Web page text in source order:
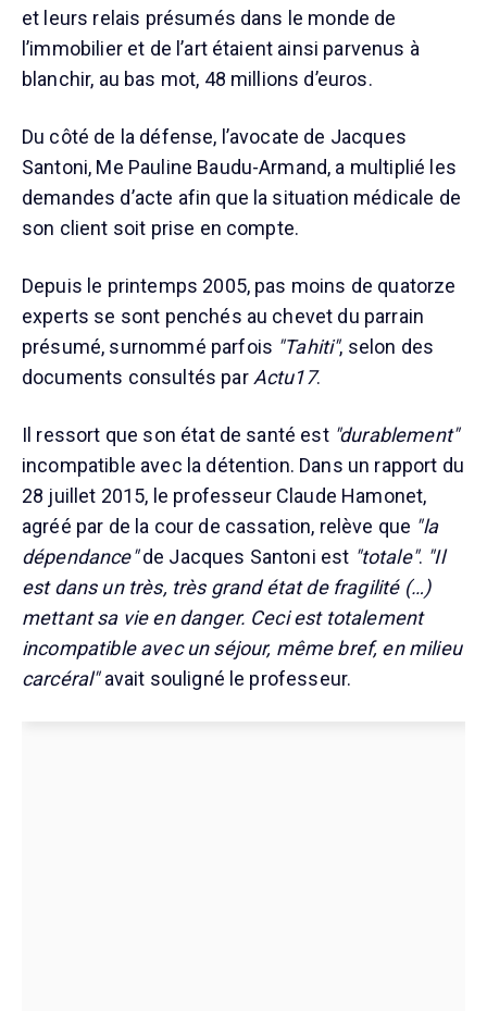
et leurs relais présumés dans le monde de
l’immobilier et de l’art étaient ainsi parvenus à
blanchir, au bas mot, 48 millions d’euros.
Du côté de la défense, l’avocate de Jacques
Santoni, Me Pauline Baudu-Armand, a multiplié les
demandes d’acte afin que la situation médicale de
son client soit prise en compte.
Depuis le printemps 2005, pas moins de quatorze
experts se sont penchés au chevet du parrain
présumé, surnommé parfois "Tahiti", selon des
documents consultés par Actu17.
Il ressort que son état de santé est "durablement"
incompatible avec la détention. Dans un rapport du
28 juillet 2015, le professeur Claude Hamonet,
agréé par de la cour de cassation, relève que "la
dépendance"de Jacques Santoni est "totale". "Il
est dans un très, très grand état de fragilité (…)
mettant sa vie en danger. Ceci est totalement
incompatible avec un séjour, même bref, en milieu
carcéral"avait souligné le professeur.